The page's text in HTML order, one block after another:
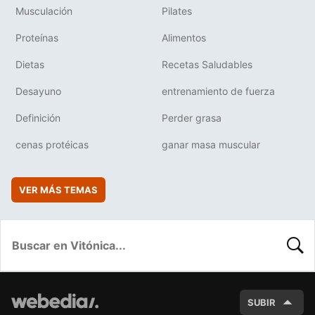
Musculación Pilates
Proteínas Alimentos
Dietas Recetas Saludables
Desayuno entrenamiento de fuerza
Definición Perder grasa
cenas protéicas ganar masa muscular
VER MÁS TEMAS
SUBIR